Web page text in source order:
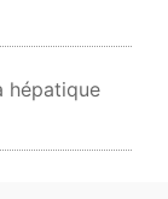
hépatique